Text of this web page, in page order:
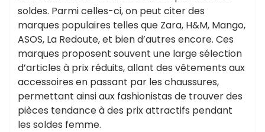
soldes. Parmi celles-ci, on peut citer des
marques populaires telles que Zara, H&M, Mango,
ASOS, La Redoute, et bien d’autres encore. Ces
marques proposent souvent une large sélection
d’articles à prix réduits, allant des vêtements aux
accessoires en passant par les chaussures,
permettant ainsi aux fashionistas de trouver des
pièces tendance à des prix attractifs pendant
les soldes femme.